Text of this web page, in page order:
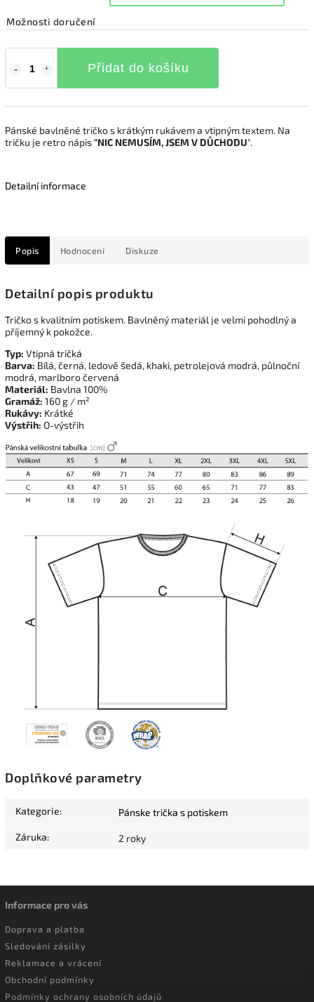
Možnosti doručení
Přidat do košíku
Pánské bavlněné tričko s krátkým rukávem a vtipným textem. Na
tričku je retro nápis"NIC NEMUSÍM, JSEM V DŮCHODU".
Detailní informace
Popis Hodnocení Diskuze
Detailní popis produktu
Tričko s kvalitním potiskem. Bavlněný materiál je velmi pohodlný a
příjemný k pokožce.
Typ: Vtipná tričká
Barva: Bílá, černá, ledově šedá, khaki, petrolejová modrá, půlnoční
modrá, marlboro červená
Materiál: Bavlna 100%
Gramáž: 160 g / m²
Rukávy: Krátké
Výstřih: O-výstřih
Doplňkové parametry
Kategorie: Pánske trička s potiskem
Záruka: 2 roky
Informace pro vás
Doprava a platba
Sledování zásilky
Reklamace a vrácení
Obchodní podmínky
Podmínky ochrany osobních údajů